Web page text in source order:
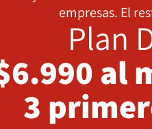
empresas. El
Plan
al
3